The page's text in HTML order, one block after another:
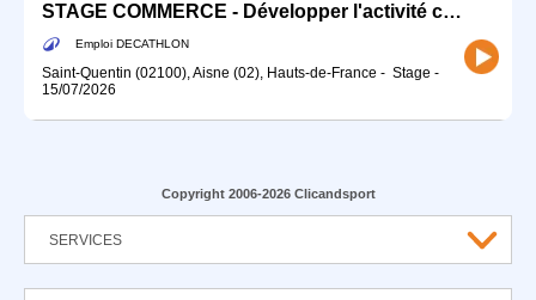
STAGE COMMERCE - Développer l'activité commerciale de ton sport (H/F)
Emploi DECATHLON
Saint-Quentin (02100), Aisne (02), Hauts-de-France - Stage -
15/07/2026
Copyright 2006-2026 Clicandsport
SERVICES